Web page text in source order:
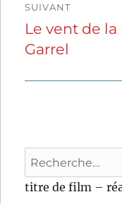
SUIVANT
Publication
suivante :
Le vent de
Garrel
Recherche
pour
:
titre de film –